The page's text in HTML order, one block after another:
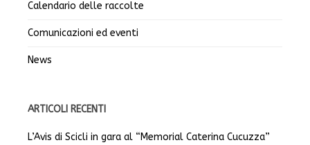
Calendario delle raccolte
Comunicazioni ed eventi
News
ARTICOLI RECENTI
L’Avis di Scicli in gara al “Memorial Caterina Cucuzza”